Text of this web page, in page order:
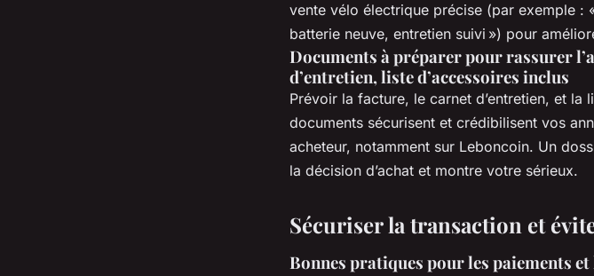
vente vélo électrique précise (par exemple :
batterie neuve, entretien suivi ») pour
Documents à préparer pour rassurer
d’entretien, liste d’accessoires inclus
Prévoir la facture, le carnet d’entretien, et la
documents sécurisent et crédibilisent vos
acheteur, notamment sur Leboncoin. Un
la décision d’achat et montre votre sérieux.
Sécuriser la transaction et
Bonnes pratiques pour les paiements